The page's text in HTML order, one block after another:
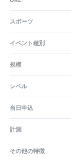
スポーツ
イベント種別
規模
レベル
当日申込
計測
その他の特徴